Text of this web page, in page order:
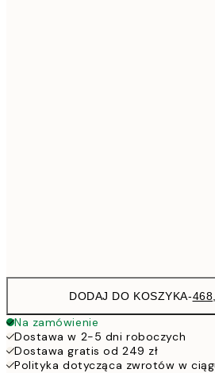
DODAJ DO KOSZYKA-
Na zamówienie
Dostawa w 2-5 dni roboczych
Dostawa gratis od 249 zł
Polityka dotycząca zwrotów w